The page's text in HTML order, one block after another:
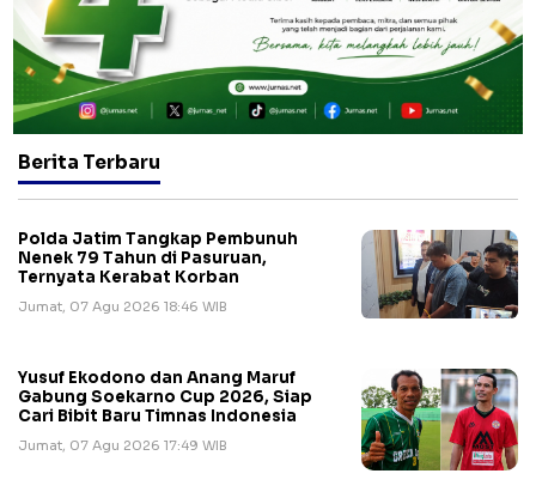
Berita Terbaru
Polda Jatim Tangkap Pembunuh
Nenek 79 Tahun di Pasuruan,
Ternyata Kerabat Korban
Jumat, 07 Agu 2026 18:46 WIB
Yusuf Ekodono dan Anang Maruf
Gabung Soekarno Cup 2026, Siap
Cari Bibit Baru Timnas Indonesia
Jumat, 07 Agu 2026 17:49 WIB